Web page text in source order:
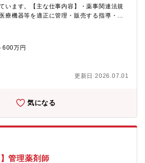
います。【主な仕事内容】・薬事関連法規
療機器等を適正に管理・販売する指導・安
薬事関連教育・顧客からの問い合わせ対応
600万円
更新日 2026.07.01
気になる
管理薬剤師